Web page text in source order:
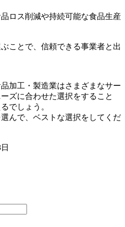
ロス削減や持続可能な食品生産
ことで、信頼できる事業者と出
加工・製造業はさまざまなサー
ズに合わせた選択をすること
でしょう。
んで、ベストな選択をしてくだ